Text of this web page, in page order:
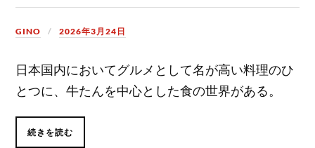
GINO 2026年3月24日
日本国内においてグルメとして名が高い料理のひ
とつに、牛たんを中心とした食の世界がある。
続きを読む